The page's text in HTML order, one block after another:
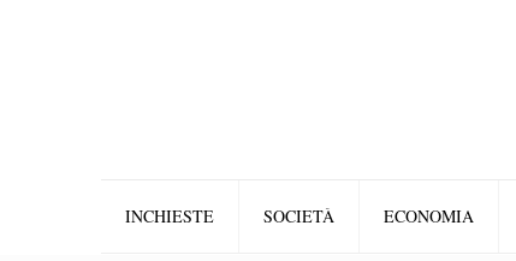
INCHIESTE SOCIETÀ ECONOMIA